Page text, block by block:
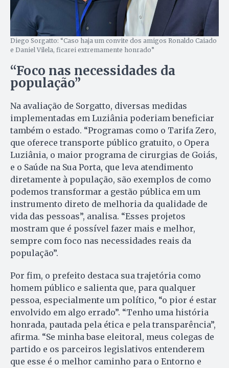
Diego Sorgatto: “Caso haja um convite dos amigos Ronaldo Caiado
e Daniel Vilela, ficarei extremamente honrado”
“Foco nas necessidades da
população”
Na avaliação de Sorgatto, diversas medidas
implementadas em Luziânia poderiam beneficiar
também o estado. “Programas como o Tarifa Zero,
que oferece transporte público gratuito, o Opera
Luziânia, o maior programa de cirurgias de Goiás,
e o Saúde na Sua Porta, que leva atendimento
diretamente à população, são exemplos de como
podemos transformar a gestão pública em um
instrumento direto de melhoria da qualidade de
vida das pessoas”, analisa. “Esses projetos
mostram que é possível fazer mais e melhor,
sempre com foco nas necessidades reais da
população”.
Por fim, o prefeito destaca sua trajetória como
homem público e salienta que, para qualquer
pessoa, especialmente um político, “o pior é estar
envolvido em algo errado”. “Tenho uma história
honrada, pautada pela ética e pela transparência”,
afirma. “Se minha base eleitoral, meus colegas de
partido e os parceiros legislativos entenderem
que esse é o melhor caminho para o Entorno e